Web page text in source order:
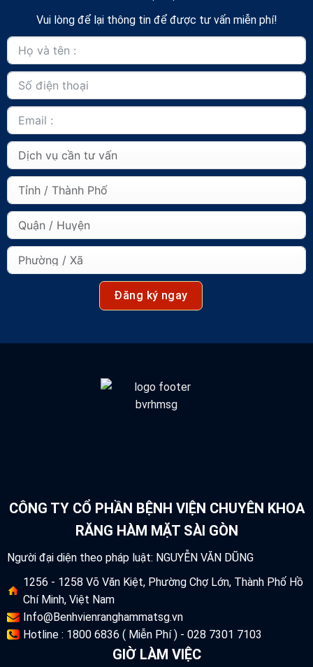
Vui lòng để lại thông tin để được tư vấn miễn phí!
Đăng ký ngay
CÔNG TY CỔ PHẦN BỆNH VIỆN CHUYÊN KHOA
RĂNG HÀM MẶT SÀI GÒN
Người đại diện theo pháp luật: NGUYỄN VĂN DŨNG
1256 - 1258 Võ Văn Kiệt, Phường Chợ Lớn, Thành Phố Hồ
Chí Minh, Việt Nam
Info@Benhvienranghammatsg.vn
Hotline : 1800 6836 ( Miễn Phí ) - 028 7301 7103
GIỜ LÀM VIỆC